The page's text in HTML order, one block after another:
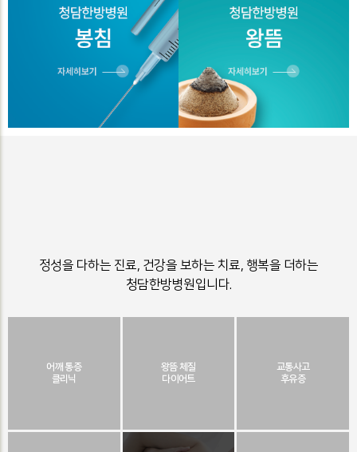
정성을 다하는 진료, 건강을 보하는 치료, 행복을 더하는
청담한방병원입니다.
어깨 통증
클리닉
왕뜸 체질
다이어트
교통사고
후유증